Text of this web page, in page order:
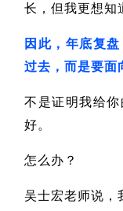
长，但我更想知
因此，年底复
过去，而是要面
不是证明我给
好。
怎么办？
吴士宏老师说，